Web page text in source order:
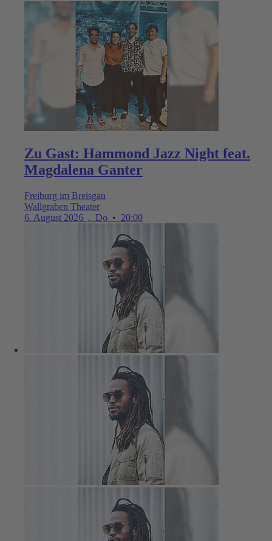
Zu Gast: Hammond Jazz Night feat.
Magdalena Ganter
Freiburg im Breisgau
Wallgraben Theater
6. August 2026 , Do • 20:00